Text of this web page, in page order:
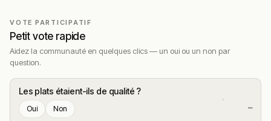
VOTE PARTICIPATIF
Petit vote rapide
Aidez la communauté en quelques clics — un oui ou un non par
question.
Les plats étaient-ils de qualité ?
Oui Non —